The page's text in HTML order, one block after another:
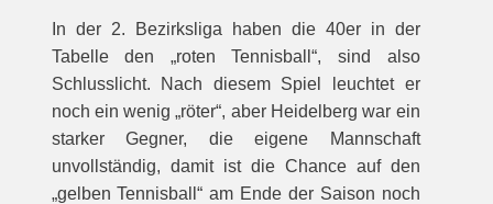
In der 2. Bezirksliga haben die 40er in der
Tabelle den „roten Tennisball“, sind also
Schlusslicht. Nach diesem Spiel leuchtet er
noch ein wenig „röter“, aber Heidelberg war ein
starker Gegner, die eigene Mannschaft
unvollständig, damit ist die Chance auf den
„gelben Tennisball“ am Ende der Saison noch